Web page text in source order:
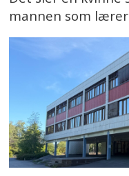
mannen som